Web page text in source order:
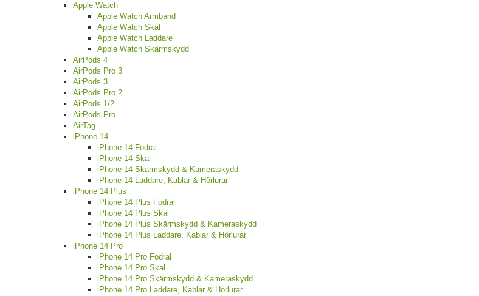
Apple Watch
Apple Watch Armband
Apple Watch Skal
Apple Watch Laddare
Apple Watch Skärmskydd
AirPods 4
AirPods Pro 3
AirPods 3
AirPods Pro 2
AirPods 1/2
AirPods Pro
AirTag
iPhone 14
iPhone 14 Fodral
iPhone 14 Skal
iPhone 14 Skärmskydd & Kameraskydd
iPhone 14 Laddare, Kablar & Hörlurar
iPhone 14 Plus
iPhone 14 Plus Fodral
iPhone 14 Plus Skal
iPhone 14 Plus Skärmskydd & Kameraskydd
iPhone 14 Plus Laddare, Kablar & Hörlurar
iPhone 14 Pro
iPhone 14 Pro Fodral
iPhone 14 Pro Skal
iPhone 14 Pro Skärmskydd & Kameraskydd
iPhone 14 Pro Laddare, Kablar & Hörlurar